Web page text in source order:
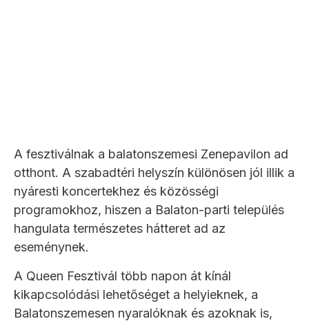
A fesztiválnak a balatonszemesi Zenepavilon ad
otthont. A szabadtéri helyszín különösen jól illik a
nyáresti koncertekhez és közösségi
programokhoz, hiszen a Balaton-parti település
hangulata természetes hátteret ad az
eseménynek.
A Queen Fesztivál több napon át kínál
kikapcsolódási lehetőséget a helyieknek, a
Balatonszemesen nyaralóknak és azoknak is,